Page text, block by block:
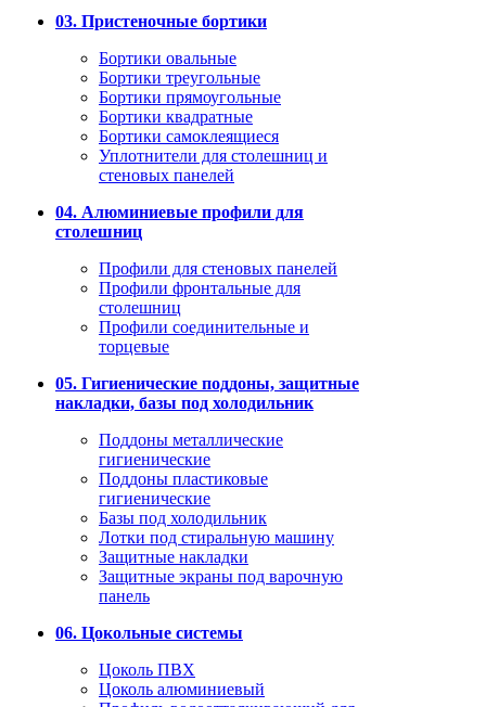
03. Пристеночные бортики
Бортики овальные
Бортики треугольные
Бортики прямоугольные
Бортики квадратные
Бортики самоклеящиеся
Уплотнители для столешниц и
стеновых панелей
04. Алюминиевые профили для
столешниц
Профили для стеновых панелей
Профили фронтальные для
столешниц
Профили соединительные и
торцевые
05. Гигиенические поддоны, защитные
накладки, базы под холодильник
Поддоны металлические
гигиенические
Поддоны пластиковые
гигиенические
Базы под холодильник
Лотки под стиральную машину
Защитные накладки
Защитные экраны под варочную
панель
06. Цокольные системы
Цоколь ПВХ
Цоколь алюминиевый